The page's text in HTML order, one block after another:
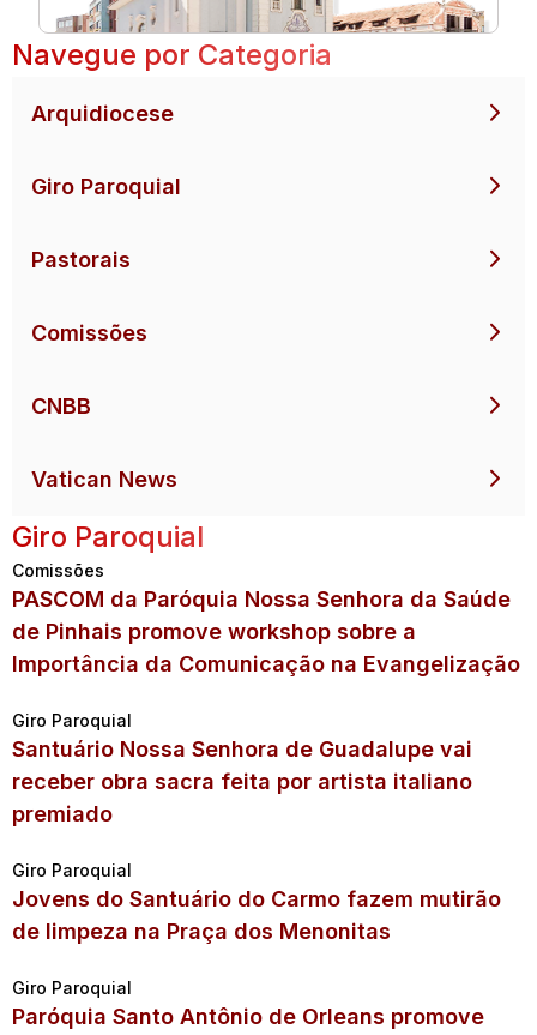
Navegue por Categoria
Arquidiocese
Giro Paroquial
Pastorais
Comissões
CNBB
Vatican News
Giro Paroquial
Comissões
PASCOM da Paróquia Nossa Senhora da Saúde
de Pinhais promove workshop sobre a
Importância da Comunicação na Evangelização
Giro Paroquial
Santuário Nossa Senhora de Guadalupe vai
receber obra sacra feita por artista italiano
premiado
Giro Paroquial
Jovens do Santuário do Carmo fazem mutirão
de limpeza na Praça dos Menonitas
Giro Paroquial
Paróquia Santo Antônio de Orleans promove